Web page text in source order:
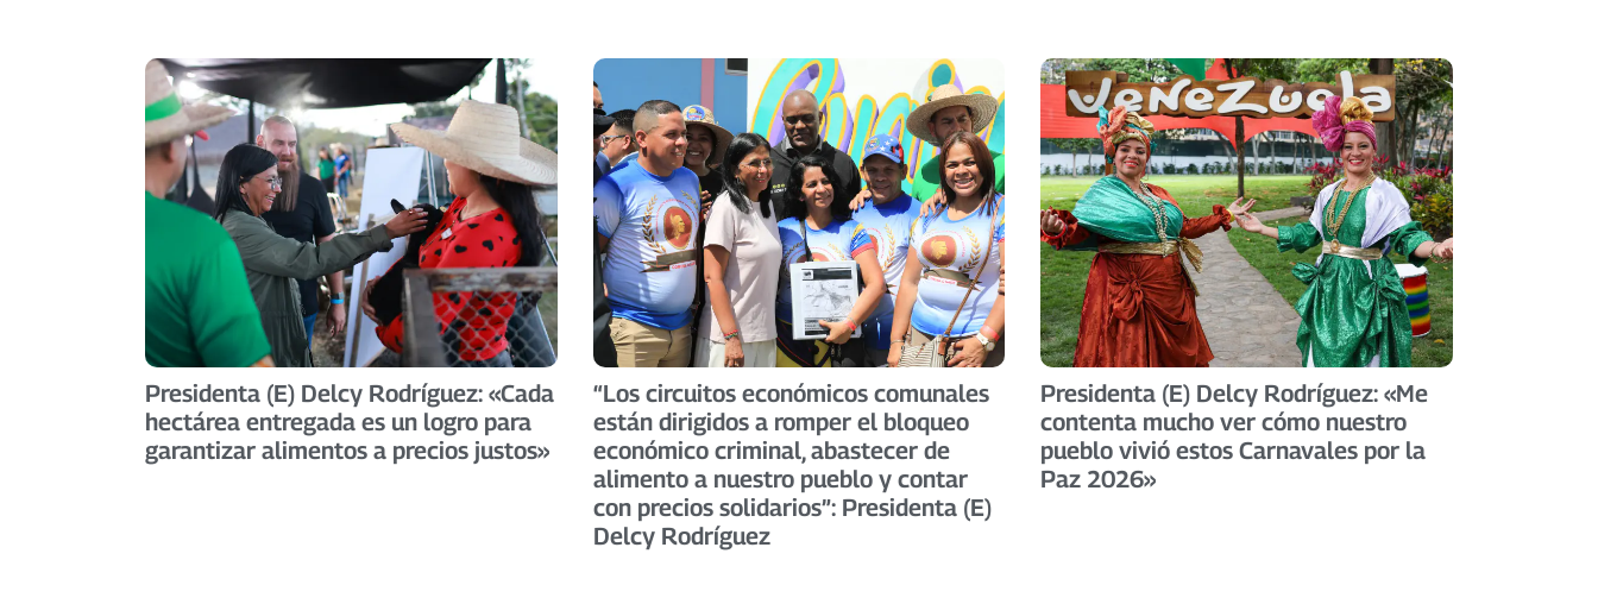
Presidenta (E) Delcy Rodríguez: «Cada
hectárea entregada es un logro para
garantizar alimentos a precios justos»
“Los circuitos económicos comunales
están dirigidos a romper el bloqueo
económico criminal, abastecer de
alimento a nuestro pueblo y contar
con precios solidarios”: Presidenta (E)
Delcy Rodríguez
Presidenta (E) Delcy Rodríguez: «Me
contenta mucho ver cómo nuestro
pueblo vivió estos Carnavales por la
Paz 2026»